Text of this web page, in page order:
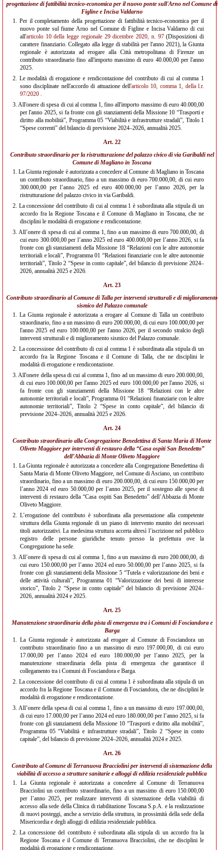
progettazione di fattibilità tecnico-economica per il nuovo ponte sull'Arno nel Comune di
Figline e Incisa Valdarno
1. Per il completamento della progettazione di fattibilità tecnico-economica per il
nuovo ponte sul fiume Arno nel Comune di Figline e Incisa Valdarno di cui
all'articolo 10 della legge regionale 29 dicembre 2020, n. 97(Disposizioni di
carattere finanziario. Collegato alla legge di stabilità per l'anno 2021), la Giunta
regionale è autorizzata ad erogare alla Città metropolitana di Firenze un
contributo straordinario fino all'importo massimo di euro 40.000,00 per l'anno
2025.
2. Le modalità di erogazione e rendicontazione del contributo di cui al comma 1
sono disciplinate nell'accordo di attuazione dell'articolo 10, comma 1, della l.r.
97/2020 .
3. All'onere di spesa di cui al comma 1, fino all'importo massimo di euro 40.000,00
per l'anno 2025, si fa fronte con gli stanziamenti della Missione 10 “Trasporti e
diritto alla mobilità”, Programma 05 “Viabilità e infrastrutture stradali”, Titolo 1
“Spese correnti” del bilancio di previsione 2024–2026, annualità 2025.
Art. 22
Contributo straordinario per la ristrutturazione del palazzo civico di via Garibaldi nel
Comune di Magliano in Toscana
1. La Giunta regionale è autorizzata a concedere al Comune di Magliano in Toscana
un contributo straordinario, fino a un massimo di euro 700.000,00, di cui euro
300.000,00 per l’anno 2025 ed euro 400.000,00 per l’anno 2026, per la
ristrutturazione del palazzo civico in via Garibaldi.
2. La concessione del contributo di cui al comma 1 è subordinata alla stipula di un
accordo fra la Regione Toscana e il Comune di Magliano in Toscana, che ne
disciplini le modalità di erogazione e rendicontazione.
3. All’onere di spesa di cui al comma 1, fino a un massimo di euro 700.000,00, di
cui euro 300.000,00 per l’anno 2025 ed euro 400.000,00 per l’anno 2026, si fa
fronte con gli stanziamenti della Missione 18 “Relazioni con le altre autonomie
territoriali e locali”, Programma 01 “Relazioni finanziarie con le altre autonomie
territoriali”, Titolo 2 “Spese in conto capitale”, del bilancio di previsione 2024–
2026, annualità 2025 e 2026.
Art. 23
Contributo straordinario al Comune di Talla per interventi strutturali e di miglioramento
sismico del Palazzo comunale
1. La Giunta regionale è autorizzata a erogare al Comune di Talla un contributo
straordinario, fino a un massimo di euro 200.000,00, di cui euro 100.000,00 per
l'anno 2025 ed euro 100.000,00 per l'anno 2026, per il secondo stralcio degli
interventi strutturali e di miglioramento sismico del Palazzo comunale.
2. La concessione del contributo di cui al comma 1 è subordinata alla stipula di un
accordo fra la Regione Toscana e il Comune di Talla, che ne disciplini le
modalità di erogazione e rendicontazione.
3. All'onere della spesa di cui al comma 1, fino ad un massimo di euro 200.000,00,
di cui euro 100.000,00 per l'anno 2025 ed euro 100.000,00 per l'anno 2026, si
fa fronte con gli stanziamenti della Missione 18 “Relazioni con le altre
autonomie territoriali e locali”, Programma 01 “Relazioni finanziarie con le altre
autonomie territoriali”, Titolo 2 “Spese in conto capitale”, del bilancio di
previsione 2024–2026, annualità 2025 e 2026.
Art. 24
Contributo straordinario alla Congregazione Benedettina di Santa Maria di Monte
Oliveto Maggiore per interventi di restauro della “Casa ospiti San Benedetto”
dell’Abbazia di Monte Oliveto Maggiore
1. La Giunta regionale è autorizzata a concedere alla Congregazione Benedettina di
Santa Maria di Monte Oliveto Maggiore, nel Comune di Asciano, un contributo
straordinario, fino a un massimo di euro 200.000,00, di cui euro 150.000,00 per
l’anno 2024 ed euro 50.000,00 per l’anno 2025, per il sostegno alle spese di
interventi di restauro della “Casa ospiti San Benedetto” dell’Abbazia di Monte
Oliveto Maggiore.
2. L’erogazione del contributo è subordinata alla presentazione alla competente
struttura della Giunta regionale di un piano di intervento munito dei necessari
titoli autorizzativi. La medesima struttura accerta altresì l’iscrizione nel pubblico
registro delle persone giuridiche tenuto presso la prefettura ove la
Congregazione ha sede.
3. All’onere di spesa di cui al comma 1, fino a un massimo di euro 200.000,00, di
cui euro 150.000,00 per l’anno 2024 ed euro 50.000,00 per l’anno 2025, si fa
fronte con gli stanziamenti della Missione 5 “Tutela e valorizzazione dei beni e
delle attività culturali”, Programma 01 “Valorizzazione dei beni di interesse
storico”, Titolo 2 “Spese in conto capitale” del bilancio di previsione 2024–
2026, annualità 2024 e 2025.
Art. 25
Manutenzione straordinaria della pista di emergenza tra i Comuni di Fosciandora e
Barga
1. La Giunta regionale è autorizzata ad erogare al Comune di Fosciandora un
contributo straordinario fino a un massimo di euro 197.000,00, di cui euro
17.000,00 per l’anno 2024 ed euro 180.000,00 per l’anno 2025, per la
manutenzione straordinaria della pista di emergenza che garantisce il
collegamento tra i Comuni di Fosciandora e Barga.
2. La concessione del contributo di cui al comma 1 è subordinata alla stipula di un
accordo fra la Regione Toscana e il Comune di Fosciandora, che ne disciplini le
modalità di erogazione e rendicontazione.
3. All’onere della spesa di cui al comma 1, fino a un massimo di euro 197.000,00,
di cui euro 17.000,00 per l’anno 2024 ed euro 180.000,00 per l’anno 2025, si fa
fronte con gli stanziamenti della Missione 10 “Trasporti e diritto alla mobilità”,
Programma 05 “Viabilità e infrastrutture stradali”, Titolo 2 “Spese in conto
capitale”, del bilancio di previsione 2024–2026, annualità 2024 e 2025.
Art. 26
Contributo al Comune di Terranuova Bracciolini per interventi di sistemazione della
viabilità di accesso a strutture sanitarie e alloggi di edilizia residenziale pubblica
1. La Giunta regionale è autorizzata a concedere al Comune di Terranuova
Bracciolini un contributo straordinario, fino a un massimo di euro 150.000,00
per l’anno 2025, per realizzare interventi di sistemazione della viabilità di
accesso alla sede della Clinica di riabilitazione Toscana S.p.A. e la realizzazione
di nuovi posteggi, anche a servizio della struttura, in prossimità della sede della
Misericordia e degli alloggi di edilizia residenziale pubblica.
2. La concessione del contributo è subordinata alla stipula di un accordo fra la
Regione Toscana e il Comune di Terranuova Bracciolini, che ne disciplini le
modalità di erogazione e rendicontazione.